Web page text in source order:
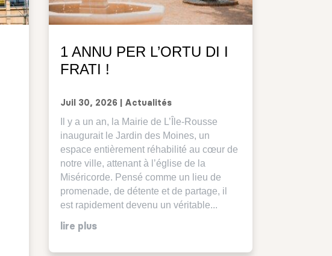
1 ANNU PER L’ORTU DI I
FRATI !
Juil 30, 2026| Actualités
Il y a un an, la Mairie de L’Île-Rousse
inaugurait le Jardin des Moines, un
espace entièrement réhabilité au cœur de
notre ville, attenant à l’église de la
Miséricorde. Pensé comme un lieu de
promenade, de détente et de partage, il
est rapidement devenu un véritable...
lire plus